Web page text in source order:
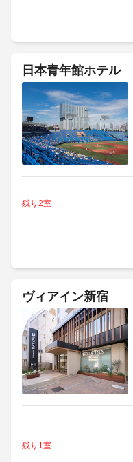
日本青年館ホテル
残り2室
ヴィアイン新宿
残り1室